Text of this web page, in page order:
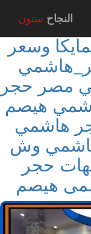
النجاح ستون
وسعر
مصر حجر
هيصم
هاشمي
هاشمي وش
حجر
هيصم